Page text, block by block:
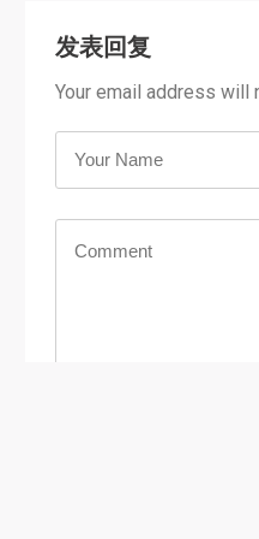
发表回复
Your email address will